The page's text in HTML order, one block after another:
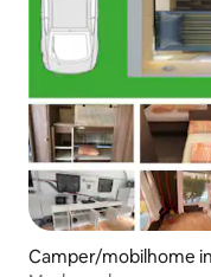
Camper/mobilhome